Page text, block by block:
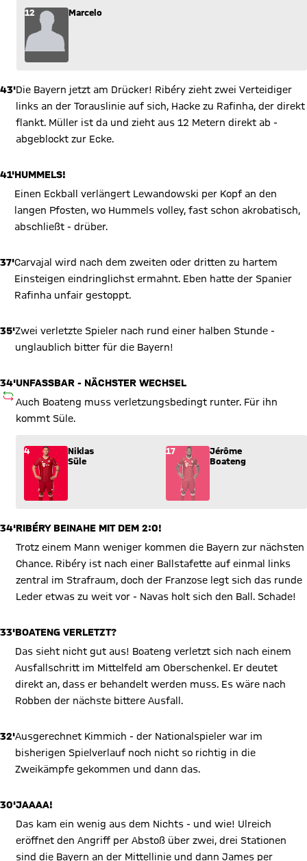
12 Marcelo
43'Die Bayern jetzt am Drücker! Ribéry zieht zwei Verteidiger
links an der Torauslinie auf sich, Hacke zu Rafinha, der direkt
flankt. Müller ist da und zieht aus 12 Metern direkt ab -
abgeblockt zur Ecke.
41'HUMMELS!
Einen Eckball verlängert Lewandowski per Kopf an den
langen Pfosten, wo Hummels volley, fast schon akrobatisch,
abschließt - drüber.
37'Carvajal wird nach dem zweiten oder dritten zu hartem
Einsteigen eindringlichst ermahnt. Eben hatte der Spanier
Rafinha unfair gestoppt.
35'Zwei verletzte Spieler nach rund einer halben Stunde -
unglaublich bitter für die Bayern!
34'
AUSWECHSLUNG
UNFASSBAR - NÄCHSTER WECHSEL
Auch Boateng muss verletzungsbedingt runter. Für ihn
kommt Süle.
Wechsel: Niklas Süle (4) kommt für Jérôme Boateng (17) ins
4
Niklas
Süle
17
Jérôme
Boateng
34'RIBÉRY BEINAHE MIT DEM 2:0!
Trotz einem Mann weniger kommen die Bayern zur nächsten
Chance. Ribéry ist nach einer Ballstafette auf einmal links
zentral im Strafraum, doch der Franzose legt sich das runde
Leder etwas zu weit vor - Navas holt sich den Ball. Schade!
33'BOATENG VERLETZT?
Das sieht nicht gut aus! Boateng verletzt sich nach einem
Ausfallschritt im Mittelfeld am Oberschenkel. Er deutet
direkt an, dass er behandelt werden muss. Es wäre nach
Robben der nächste bittere Ausfall.
32'Ausgerechnet Kimmich - der Nationalspieler war im
bisherigen Spielverlauf noch nicht so richtig in die
Zweikämpfe gekommen und dann das.
30'JAAAA!
Das kam ein wenig aus dem Nichts - und wie! Ulreich
eröffnet den Angriff per Abstoß über zwei, drei Stationen
sind die Bayern an der Mittellinie und dann James per